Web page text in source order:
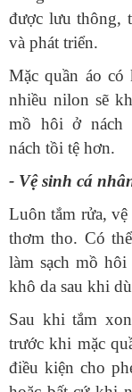
được lưu thông,
nhiều nilon sẽ
mồ hôi ở nách
‏- Vệ sinh cá
thơm tho. Có
làm sạch mồ
trước khi mặc
điều kiện cho